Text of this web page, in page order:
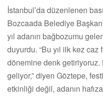
İstanbul’da düzenlenen
Bozcaada Belediye
yıl adanın bağbozumu
duyurdu. “Bu yıl ilk kez
dönemine denk
geliyor,” diyen Göztepe,
etkinliği değil, adanın